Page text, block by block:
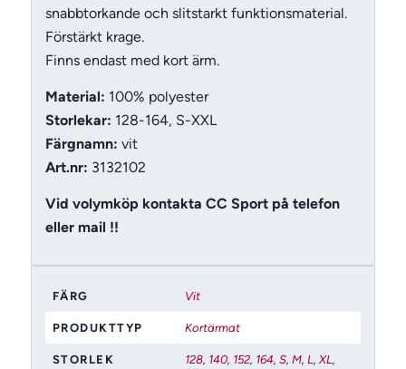
snabbtorkande och slitstarkt funktionsmaterial.
Förstärkt krage.
Finns endast med kort ärm.
Material: 100% polyester
Storlekar: 128-164, S-XXL
Färgnamn: vit
Art.nr: 3132102
Vid volymköp kontakta CC Sport på telefon
eller mail !!
FÄRG Vit
PRODUKTTYP Kortärmat
STORLEK 128, 140, 152, 164, S, M, L,XL,